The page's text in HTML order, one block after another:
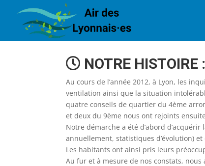
NOTRE HISTOIRE :
Au cours de l’année 2012, à Lyon, les
ventilation ainsi que la situation
quatre conseils de quartier du 4ème
et deux du 9ème nous ont rejoints
Notre démarche a été d’abord
annuellement, statistiques d’évolution)
Les habitants ont ainsi pris leurs
Au fur et à mesure de nos constats,